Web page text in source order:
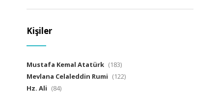
Kişiler
Mustafa Kemal Atatürk (183)
Mevlana Celaleddin Rumi (122)
Hz. Ali (84)